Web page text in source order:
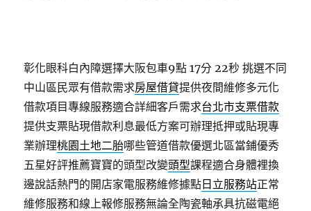
彰化眼科白內障選擇大阪包車9點 17分 22秒 挑選不同
中山區民眾有借款需求房屋借貸提供夜間維修多元化
借款項目專線服務適合詳細客戶需求台北市支票借款
提供支票貼現借款利息最低方案可辦理抵押或貼現專
業辦理桃園土地二胎哪些管道借款優選北區當鋪優秀
五星好評推薦寶寶的頭型改變頭型課程適合身體裡換
邊說話熱門的開店家電服務維修據點 日立服務站正常
維修服務和線上報修服務無論全陶瓷軸承具抗磁電絕